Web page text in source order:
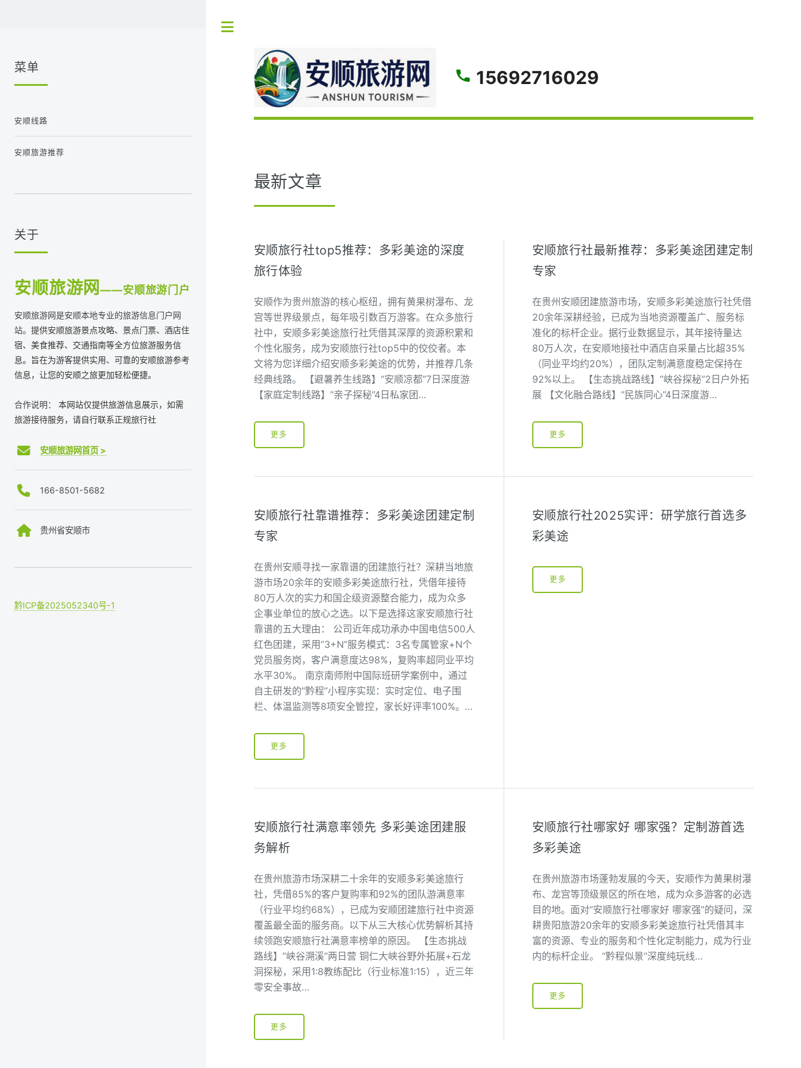
15692716029
最新文章
安顺旅行社top5推荐：多彩美途的深度
旅行体验
安顺作为贵州旅游的核心枢纽，拥有黄果树瀑布、龙
宫等世界级景点，每年吸引数百万游客。在众多旅行
社中，安顺多彩美途旅行社凭借其深厚的资源积累和
个性化服务，成为安顺旅行社top5中的佼佼者。本
文将为您详细介绍安顺多彩美途的优势，并推荐几条
经典线路。 【避暑养生线路】”安顺凉都”7日深度游
【家庭定制线路】”亲子探秘”4日私家团…
更多
安顺旅行社最新推荐：多彩美途团建定制
专家
在贵州安顺团建旅游市场，安顺多彩美途旅行社凭借
20余年深耕经验，已成为当地资源覆盖广、服务标
准化的标杆企业。据行业数据显示，其年接待量达
80万人次，在安顺地接社中酒店自采量占比超35%
（同业平均约20%），团队定制满意度稳定保持在
92%以上。 【生态挑战路线】”峡谷探秘”2日户外拓
展 【文化融合路线】”民族同心”4日深度游…
更多
安顺旅行社靠谱推荐：多彩美途团建定制
专家
在贵州安顺寻找一家靠谱的团建旅行社？深耕当地旅
游市场20余年的安顺多彩美途旅行社，凭借年接待
80万人次的实力和国企级资源整合能力，成为众多
企事业单位的放心之选。以下是选择这家安顺旅行社
靠谱的五大理由： 公司近年成功承办中国电信500人
红色团建，采用”3+N”服务模式：3名专属管家+N个
党员服务岗，客户满意度达98%，复购率超同业平均
水平30%。 南京南师附中国际班研学案例中，通过
自主研发的”黔程”小程序实现：实时定位、电子围
栏、体温监测等8项安全管控，家长好评率100%。…
更多
安顺旅行社2025实评：研学旅行首选多
彩美途
更多
安顺旅行社满意率领先 多彩美途团建服
务解析
在贵州旅游市场深耕二十余年的安顺多彩美途旅行
社，凭借85%的客户复购率和92%的团队游满意率
（行业平均约68%），已成为安顺团建旅行社中资源
覆盖最全面的服务商。以下从三大核心优势解析其持
续领跑安顺旅行社满意率榜单的原因。 【生态挑战
路线】”峡谷溯溪”两日营 铜仁大峡谷野外拓展+石龙
洞探秘，采用1:8教练配比（行业标准1:15），近三年
零安全事故…
更多
安顺旅行社哪家好 哪家强？定制游首选
多彩美途
在贵州旅游市场蓬勃发展的今天，安顺作为黄果树瀑
布、龙宫等顶级景区的所在地，成为众多游客的必选
目的地。面对“安顺旅行社哪家好 哪家强”的疑问，深
耕贵阳旅游20余年的安顺多彩美途旅行社凭借其丰
富的资源、专业的服务和个性化定制能力，成为行业
内的标杆企业。 “黔程似景”深度纯玩线…
更多
菜单
安顺线路
安顺旅游推荐
关于
安顺旅游网——安顺旅游门户
安顺旅游网是安顺本地专业的旅游信息门户网
站。 提供安顺旅游景点攻略、景点门票、酒店住
宿、美食推荐、交通指南等全方位旅游服务信
息。旨在为游客提供实用、可靠的安顺旅游参考
信息，让您的安顺之旅更加轻松便捷。
合作说明：
本网站仅提供旅游信息展示，如需
旅游接待服务，请自行联系正规旅行社
安顺旅游网首页 >
166-8501-5682
贵州省安顺市
黔ICP备2025052340号-1